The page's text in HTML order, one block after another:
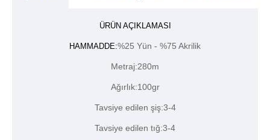
ÜRÜN AÇIKLAMASI
HAMMADDE:%25 Yün - %75 Akrilik
Metraj:280m
Ağırlık:100gr
Tavsiye edilen şiş:3-4
Tavsiye edilen tığ:3-4